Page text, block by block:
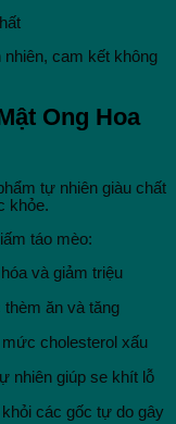
cam kết không
Ong Hoa
tự nhiên giàu chất
khỏe.
táo mèo:
và giảm triệu
ăn và tăng
cholesterol xấu
nhiên giúp se khít lỗ
các gốc tự do gây